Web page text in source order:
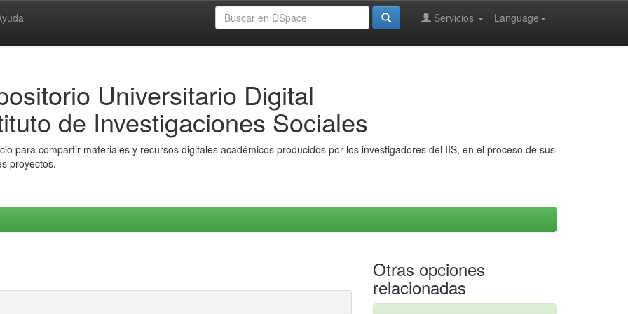
Language
Servicios
Universitario Digital
de Investigaciones Sociales
para compartir materiales y recursos digitales académicos producidos por los investigadores del IIS, en el proceso de sus
proyectos.
Otras opciones
relacionadas